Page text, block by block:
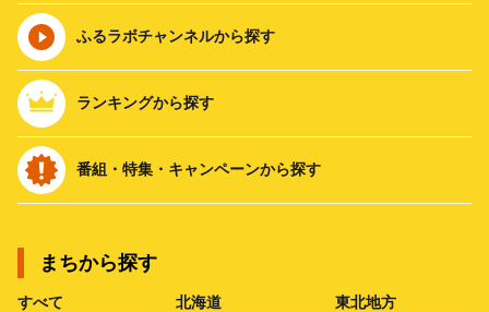
ふるラボチャンネルから探す
ランキングから探す
番組・特集・キャンペーンから探す
まちから探す
すべて 北海道 東北地方